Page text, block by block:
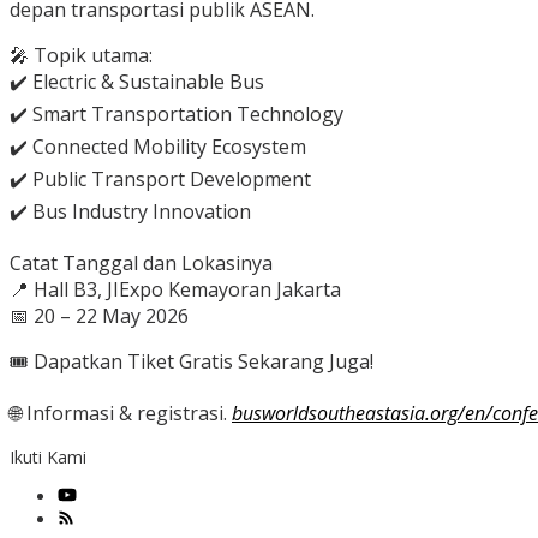
depan transportasi publik ASEAN.
🎤 Topik utama:
✔️ Electric & Sustainable Bus
✔️ Smart Transportation Technology
✔️ Connected Mobility Ecosystem
✔️ Public Transport Development
✔️ Bus Industry Innovation
Catat Tanggal dan Lokasinya
📍 Hall B3, JIExpo Kemayoran Jakarta
📅 20 – 22 May 2026
🎟️ Dapatkan Tiket Gratis Sekarang Juga!
🌐 Informasi & registrasi. busworldsoutheastasia.org/en/
Ikuti Kami